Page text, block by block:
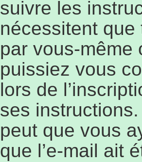
suivre les
nécessitent
par vous-même
puissiez vous
lors de
ses
peut que vous
que l’e-mail ait